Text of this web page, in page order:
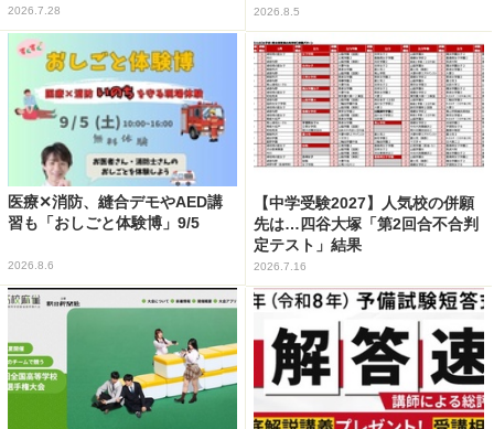
2026.7.28 2026.8.5
医療✕消防、縫合デモやAED講
習も「おしごと体験博」9/5
2026.8.6
【中学受験2027】人気校の併願
先は…四谷大塚「第2回合不合判
定テスト」結果
2026.7.16